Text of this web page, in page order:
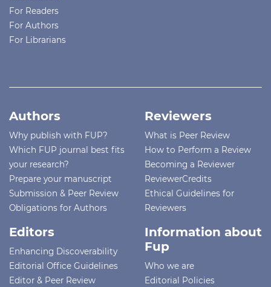
For Readers
For Authors
For Librarians
Authors
Why publish with FUP?
Which FUP journal best fits
your research?
Prepare your manuscript
Submission & Peer Review
Obligations for Authors
Reviewers
What is Peer Review
How to Perform a Review
Becoming a Reviewer
ReviewerCredits
Ethical Guidelines for
Reviewers
Editors
Enhancing Discoverability
Editorial Office Guidelines
Editor & Peer Review
Information about
Fup
Who we are
Editorial Policies